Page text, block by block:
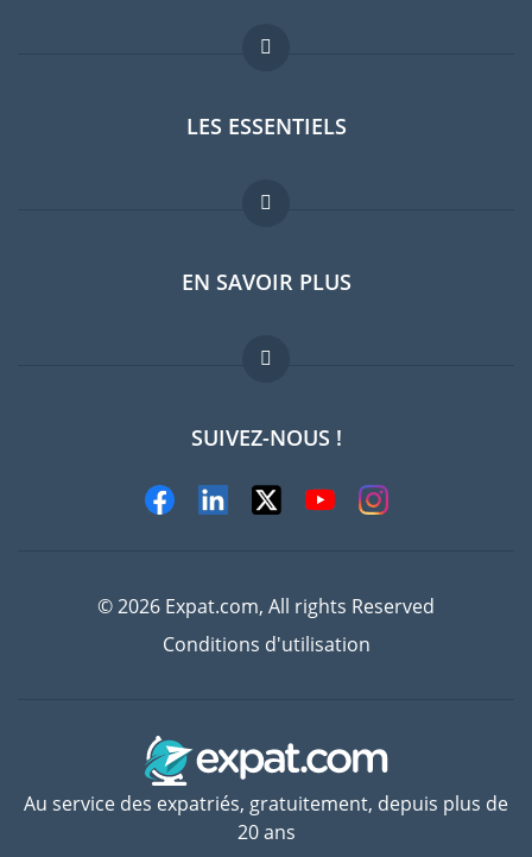
LES ESSENTIELS
Forum expatriés
Guides pays
Offres d'emploi
EN SAVOIR PLUS
FAQ
Experts
SUIVEZ-NOUS !
© 2026 Expat.com, All rights Reserved
Conditions d'utilisation
Au service des expatriés, gratuitement, depuis plus de
20 ans